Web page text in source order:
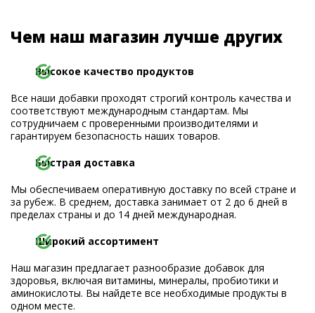
Чем наш магазин лучше других
Высокое качество продуктов
Все наши добавки проходят строгий контроль качества и
соответствуют международным стандартам. Мы
сотрудничаем с проверенными производителями и
гарантируем безопасность наших товаров.
Быстрая доставка
Мы обеспечиваем оперативную доставку по всей стране и
за рубеж. В среднем, доставка занимает от 2 до 6 дней в
пределах страны и до 14 дней международная.
Широкий ассортимент
Наш магазин предлагает разнообразие добавок для
здоровья, включая витамины, минералы, пробиотики и
аминокислоты. Вы найдете все необходимые продукты в
одном месте.